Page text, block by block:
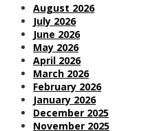
August 2026
July 2026
June 2026
May 2026
April 2026
March 2026
February 2026
January 2026
December 2025
November 2025